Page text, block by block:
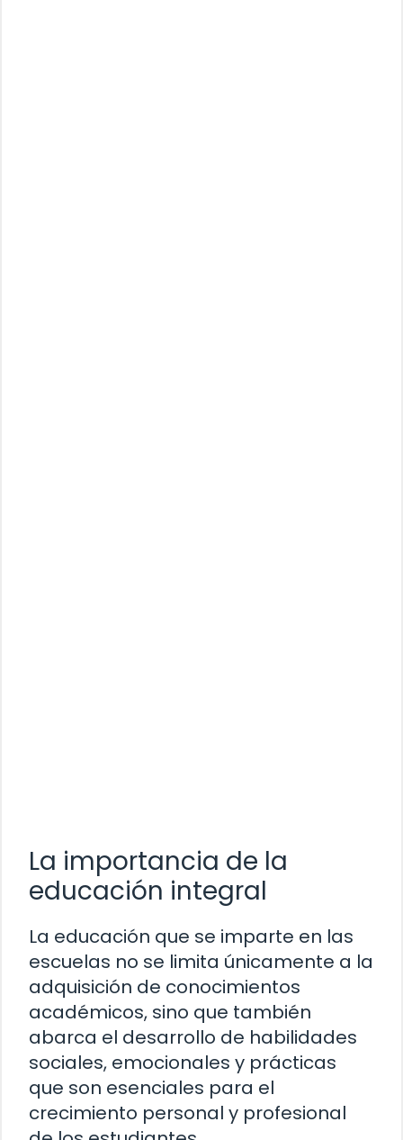
La importancia de la
educación integral
La educación que se imparte en las
escuelas no se limita únicamente a la
adquisición de conocimientos
académicos, sino que también
abarca el desarrollo de habilidades
sociales, emocionales y prácticas
que son esenciales para el
crecimiento personal y profesional